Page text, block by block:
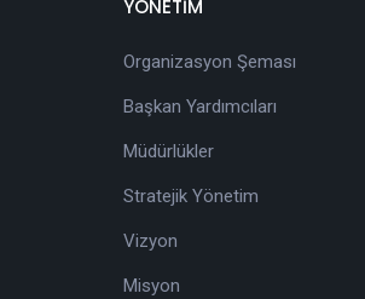
YÖNETİM
Organizasyon Şeması
Başkan Yardımcıları
Müdürlükler
Stratejik Yönetim
Vizyon
Misyon